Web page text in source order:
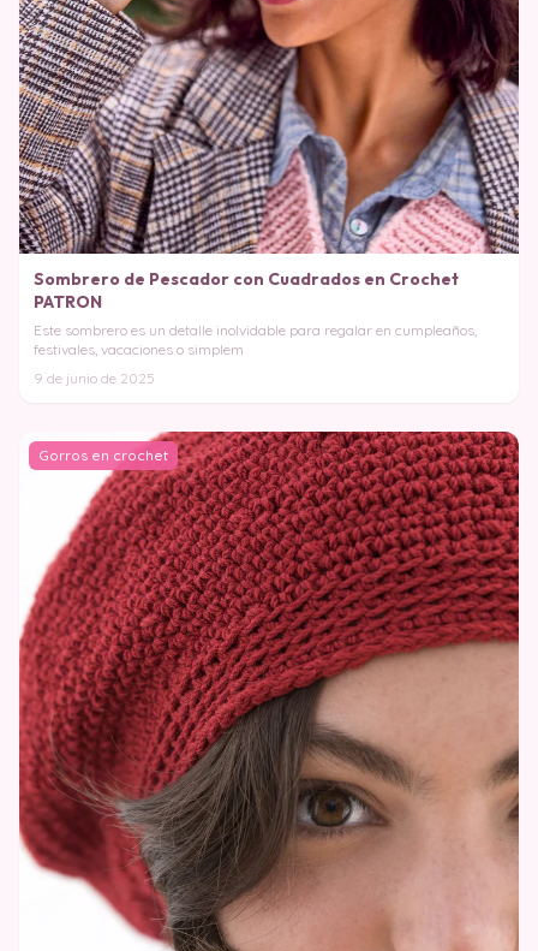
Sombrero de Pescador con Cuadrados en Crochet
PATRON
Este sombrero es un detalle inolvidable para regalar en cumpleaños,
festivales, vacaciones o simplem
9 de junio de 2025
Gorros en crochet